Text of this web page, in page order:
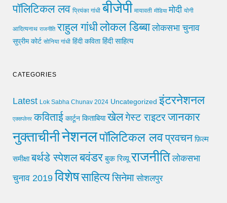
पॉलिटिकल लव प्रियंका गांधी बीजेपी मायावती मीडिया मोदी योगी
आदित्यनाथ राजनीति राहुल गांधीलोकल डिब्बा लोकसभा चुनाव
सुप्रीम कोर्ट सोनिया गांधी हिंदी कविता हिंदी साहित्य
CATEGORIES
Latest Lok Sabha Chunav 2024 Uncategorized इंटरनेशनल
एक्सप्लेनर कविताई कार्टून किताबिया खेलगेस्ट राइटरजानकार
नुक्ताचीनीनेशनलपॉलिटिकल लवप्रवचन फ़िल्म
समीक्षा बर्थडे स्पेशलबवंडर बुक रिव्यू राजनीति लोकसभा
चुनाव 2019 विशेषसाहित्यसिनेमा सोशलपुर